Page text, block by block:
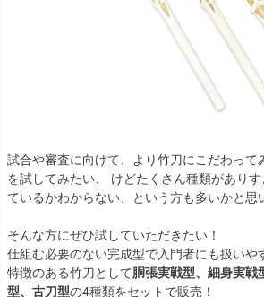
試合や審査に向けて、より竹刀にこだわって
を試してみたい、 けどたくさん種類があり
ているかわからない、という方も多いかと思
そんな方にぜひ試していただきたい！
仕組む必要のない完成型で入門者にも扱いや
特徴のある竹刀として胴張実戦型、細身実戦
型、古刀型の4種類をセットで販売！